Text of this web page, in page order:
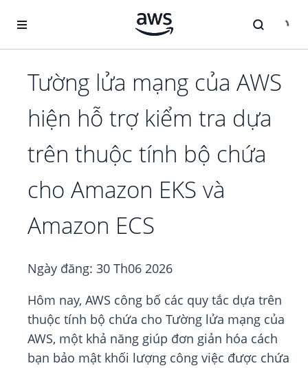
Tường lửa mạng của AWS
hiện hỗ trợ kiểm tra dựa
trên thuộc tính bộ chứa
cho Amazon EKS và
Amazon ECS
Ngày đăng: 30 Th06 2026
Hôm nay, AWS công bố các quy tắc dựa trên
thuộc tính bộ chứa cho Tường lửa mạng của
AWS, một khả năng giúp đơn giản hóa cách
bạn bảo mật khối lượng công việc được chứa